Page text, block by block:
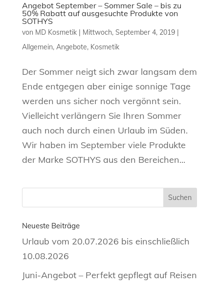
Angebot September – Sommer Sale – bis zu
50% Rabatt auf ausgesuchte Produkte von
SOTHYS
von MD Kosmetik| Mittwoch, September 4, 2019|
Allgemein, Angebote, Kosmetik
Der Sommer neigt sich zwar langsam dem
Ende entgegen aber einige sonnige Tage
werden uns sicher noch vergönnt sein.
Vielleicht verlängern Sie Ihren Sommer
auch noch durch einen Urlaub im Süden.
Wir haben im September viele Produkte
der Marke SOTHYS aus den Bereichen...
Neueste Beiträge
Urlaub vom 20.07.2026 bis einschließlich
10.08.2026
Juni-Angebot – Perfekt gepflegt auf Reisen